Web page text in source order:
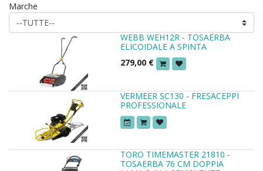
Marche
WEBB WEH12R - TOSAERBA
ELICOIDALE A SPINTA
279,00 €
VERMEER SC130 - FRESACEPPI
PROFESSIONALE
TORO TIMEMASTER 21810 -
TOSAERBA 76 CM DOPPIA